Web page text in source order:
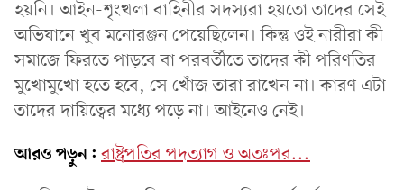
হয়নি। আইন-শৃংখলা বাহিনীর সদস্যরা হয়তো তাদের সেই
অভিযানে খুব মনোরঞ্জন পেয়েছিলেন। কিন্তু ওই নারীরা কী
সমাজে ফিরতে পাড়বে বা পরবর্তীতে তাদের কী পরিণতির
মুখোমুখো হতে হবে, সে খোঁজ তারা রাখেন না। কারণ এটা
তাদের দায়িত্বের মধ্যে পড়ে না। আইনেও নেই।
আরও পড়ুন: রাষ্ট্রপতির পদত্যাগ ও অতঃপর...